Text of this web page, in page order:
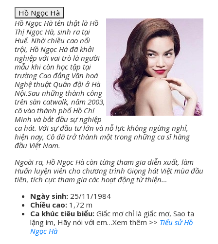
Hồ Ngọc Hà
Hồ Ngọc Hà tên thật là Hồ
Thị Ngọc Hà, sinh ra tại
Huế. Nhờ chiều cao nổi
trội, Hồ Ngọc Hà đã khởi
nghiệp với vai trò là người
mẫu khi còn học tập tại
trường Cao đẳng Văn hoá
Nghệ thuật Quân đội ở Hà
Nội.Sau những thành công
trên sàn catwalk, năm 2003,
cô vào thành phố Hồ Chí
Minh và bắt đầu sự nghiệp
ca hát. Với sự đầu tư lớn và nỗ lực không ngừng nghỉ,
hiện nay, Cô đã trở thành một trong những ca sĩ hàng
đầu Việt Nam.
Ngoài ra, Hồ Ngọc Hà còn từng tham gia diễn xuất, làm
Huấn luyện viên cho chương trình Giọng hát Việt mùa đầu
tiên, tích cực tham gia các hoạt động từ thiện…
Ngày sinh: 25/11/1984
Chiều cao: 1,72 m
Ca khúc tiêu biểu: Giấc mơ chỉ là giấc mơ, Sao ta
lặng im, Hãy nói với em…Xem thêm >> Tiếu sử Hồ
Ngọc Hà